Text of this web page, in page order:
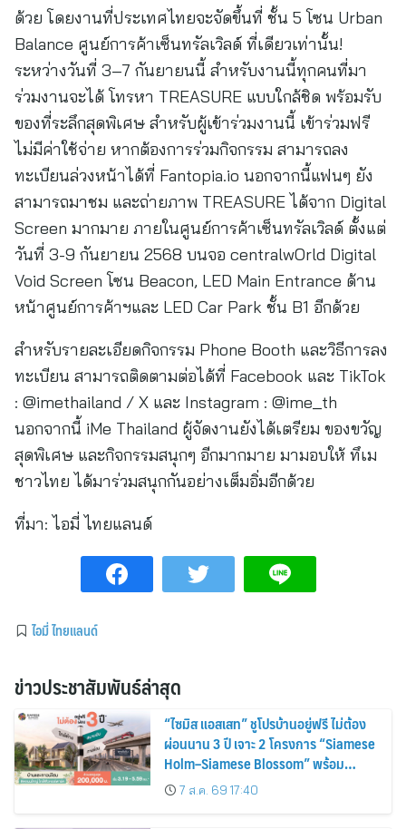
ด้วย โดยงานที่ประเทศไทยจะจัดขึ้นที่ ชั้น 5 โซน Urban
Balance ศูนย์การค้าเซ็นทรัลเวิลด์ ที่เดียวเท่านั้น!
ระหว่างวันที่ 3–7 กันยายนนี้ สำหรับงานนี้ทุกคนที่มา
ร่วมงานจะได้ โทรหา TREASURE แบบใกล้ชิด พร้อมรับ
ของที่ระลึกสุดพิเศษ สำหรับผู้เข้าร่วมงานนี้ เข้าร่วมฟรี
ไม่มีค่าใช้จ่าย หากต้องการร่วมกิจกรรม สามารถลง
ทะเบียนล่วงหน้าได้ที่ Fantopia.io นอกจากนี้แฟนๆ ยัง
สามารถมาชม และถ่ายภาพ TREASURE ได้จาก Digital
Screen มากมาย ภายในศูนย์การค้าเซ็นทรัลเวิลด์ ตั้งแต่
วันที่ 3-9 กันยายน 2568 บนจอ centralwOrld Digital
Void Screen โซน Beacon, LED Main Entrance ด้าน
หน้าศูนย์การค้าฯและ LED Car Park ชั้น B1 อีกด้วย
สำหรับรายละเอียดกิจกรรม Phone Booth และวิธีการลง
ทะเบียน สามารถติดตามต่อได้ที่ Facebook และ TikTok
: @imethailand / X และ Instagram : @ime_th
นอกจากนี้ iMe Thailand ผู้จัดงานยังได้เตรียม ของขวัญ
สุดพิเศษ และกิจกรรมสนุกๆ อีกมากมาย มามอบให้ ทึเม
ชาวไทย ได้มาร่วมสนุกกันอย่างเต็มอิ่มอีกด้วย
ที่มา: ไอมี่ ไทยแลนด์
ไอมี่ ไทยแลนด์
ข่าวประชาสัมพันธ์ล่าสุด
“ไซมิส แอสเสท” ชูโปรบ้านอยู่ฟรี ไม่ต้อง
ผ่อนนาน 3 ปี เจาะ 2 โครงการ “Siamese
Holm–Siamese Blossom” พร้อม
ส่วนลดและสิทธิพิเศษถึง 31 สิงหาคม
2569
7 ส.ค. 69 17:40